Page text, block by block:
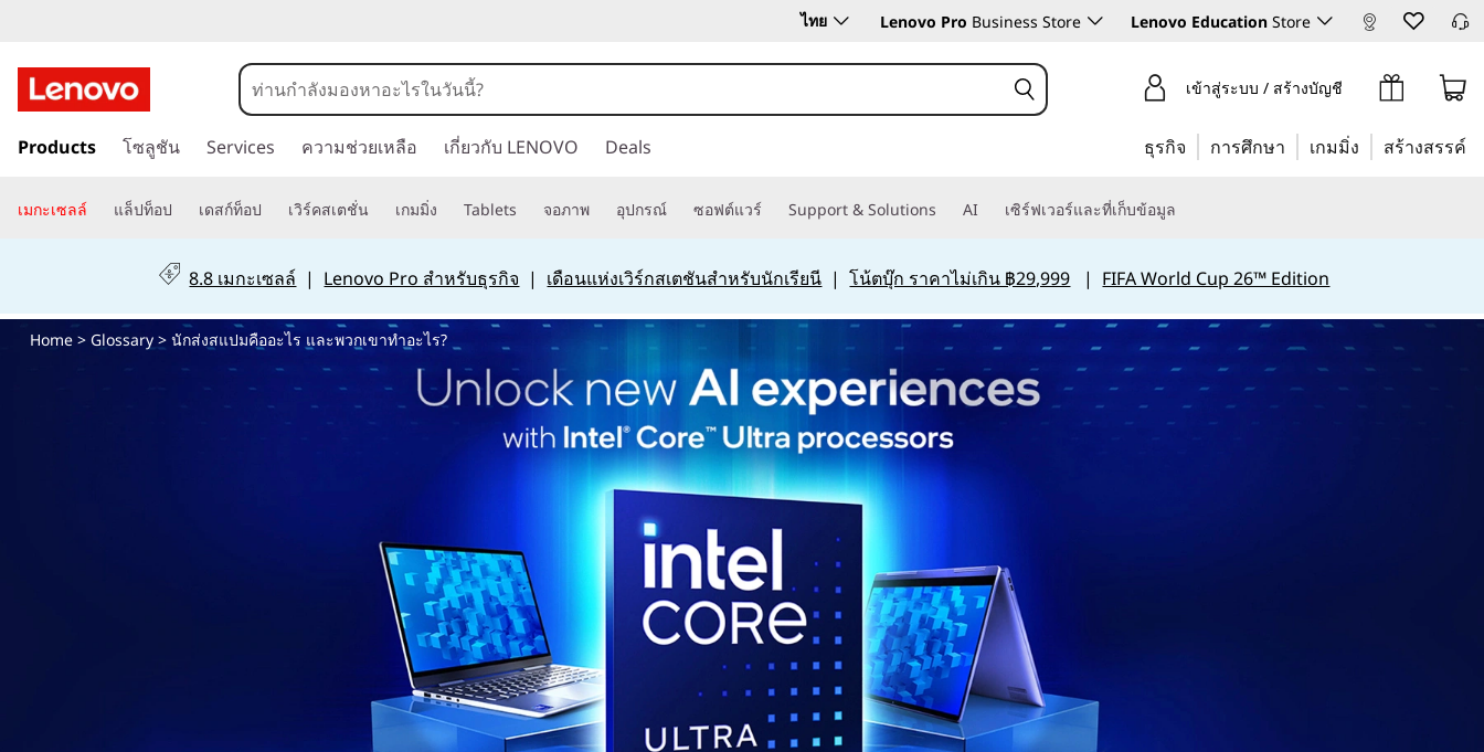
ก
ส่
แ
ไทย Lenovo Pro Business Store Lenovo Education Store
า
ไ
นื้
เข้าสู่ระบบ / สร้างบัญชี
Products โซลูชัน Services ความช่วยเหลือ เกี่ยวกับ LENOVO Deals ธุรกิจ การศึกษา เกมมิ่ง สร้างสรรค์
เมกะเซลล์ แล็ปท็อป เดสก์ท็อป เวิร์คสเตชั่น เกมมิ่ง Tablets จอภาพ อุปกรณ์ ซอฟต์แวร์ Support & Solutions AI เซิร์ฟเวอร์และที่เก็บข้อมูล
8.8 เมกะเซลล์ | Lenovo Pro สำหรับธุรกิจ | เดือนแห่งเวิร์กสเตชันสำหรับนักเรียนี |โน้ตบุ๊ก ราคาไม่เกิน ฿29,999 | FIFA World Cup 26™ Edition
Home> Glossary> นักส่งสแปมคืออะไร และพวกเขาทำอะไร?